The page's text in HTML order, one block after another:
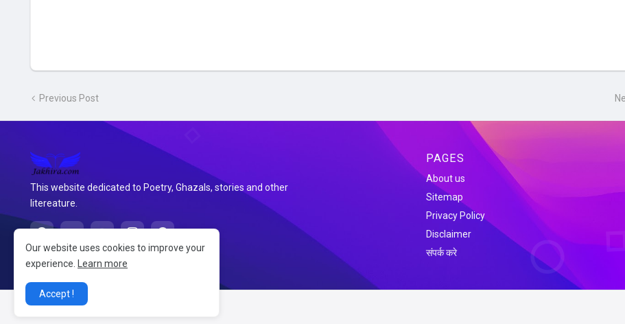
Previous Post
This website dedicated to Poetry, Ghazals, stories and other
litereature.
PAGES
About us
Sitemap
Privacy Policy
Disclaimer
संपर्क करे
Our website uses cookies to improve your
experience.
Learn more
Accept !